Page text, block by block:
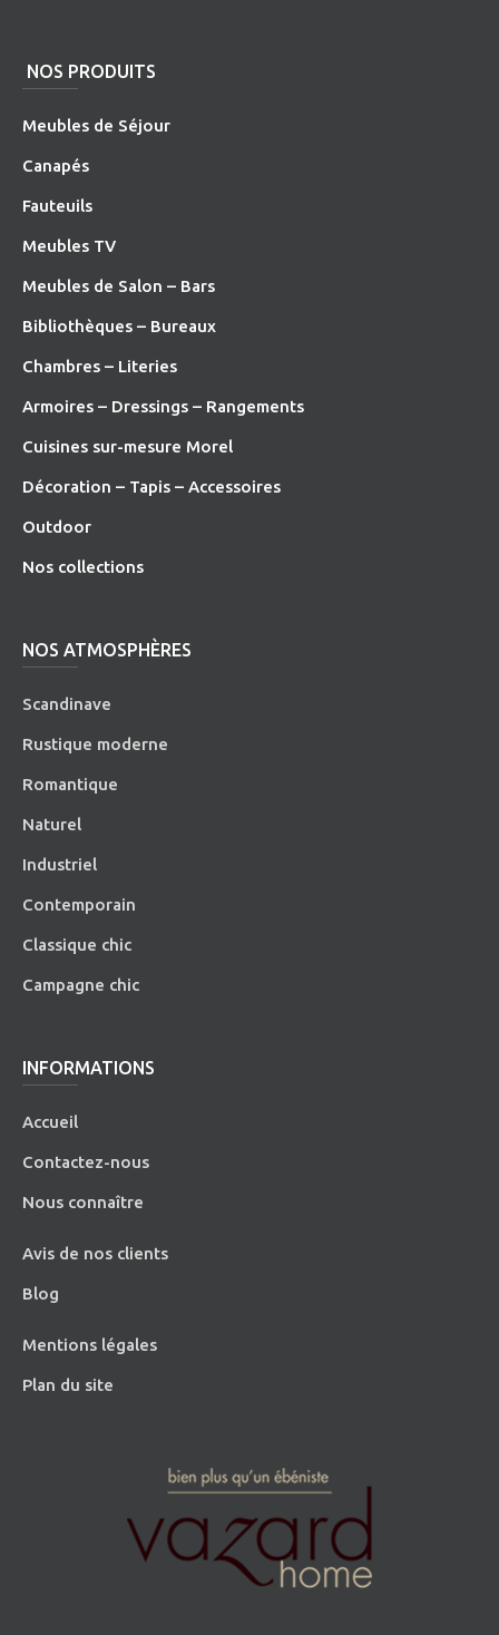
NOS PRODUITS
Meubles de Séjour
Canapés
Fauteuils
Meubles TV
Meubles de Salon – Bars
Bibliothèques – Bureaux
Chambres – Literies
Armoires – Dressings – Rangements
Cuisines sur-mesure Morel
Décoration – Tapis – Accessoires
Outdoor
Nos collections
NOS ATMOSPHÈRES
Scandinave
Rustique moderne
Romantique
Naturel
Industriel
Contemporain
Classique chic
Campagne chic
INFORMATIONS
Accueil
Contactez-nous
Nous connaître
Avis de nos clients
Blog
Mentions légales
Plan du site